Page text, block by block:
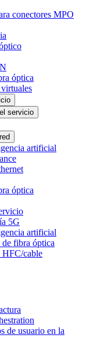
conectores MPO
óptica
servicio
artificial
óptica
5G
artificial
fibra óptica
HFC/cable
de usuario en la